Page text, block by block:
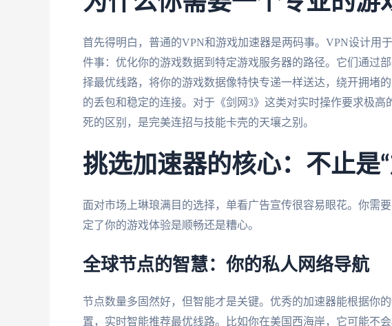
首先得明白，普通的VPN和游戏加速器是两码事。VPN设计用
件事：优化你的游戏数据到特定游戏服务器的路径。它们通过
择最优线路，将你的游戏数据像特快专递一样送达，绕开拥堵
的丢包和稳定的连接。对于《剑网3》这类对实时操作要求极高
死的区别，是完美连招与技能卡壳的天壤之别。
挑选加速器的核心：不止是
面对市场上琳琅满目的选择，单看广告宣传很容易眼花。你需
定了你的游戏体验是顺畅还是糟心。
全球节点的智慧：你的私人网络导航
节点数量多固然好，但智能才是关键。优秀的加速器能根据你
置，实时智能推荐最优线路。比如你在美国西海岸，它可能不